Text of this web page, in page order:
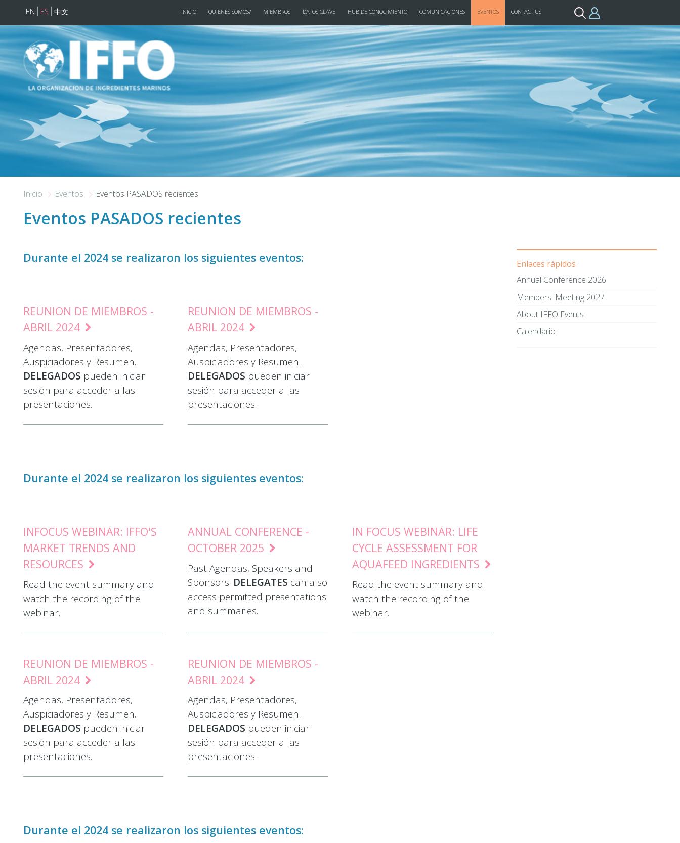
Pasar al contenido principal
EN ES 中文 INICIO QUIÉNES SOMOS? MIEMBROS DATOS CLAVE HUB DE CONOCIMIENTO COMUNICACIONES EVENTOS CONTACT US
Inicio Eventos Eventos PASADOS recientes
Eventos PASADOS recientes
Durante el 2024 se realizaron los siguientes eventos:
REUNION DE MIEMBROS -
ABRIL 2024
Agendas, Presentadores,
Auspiciadores y Resumen.
DELEGADOS pueden iniciar
sesión para acceder a las
presentaciones.
REUNION DE MIEMBROS -
ABRIL 2024
Agendas, Presentadores,
Auspiciadores y Resumen.
DELEGADOS pueden iniciar
sesión para acceder a las
presentaciones.
Durante el 2024 se realizaron los siguientes eventos:
INFOCUS WEBINAR: IFFO'S
MARKET TRENDS AND
RESOURCES
Read the event summary and
watch the recording of the
webinar.
ANNUAL CONFERENCE -
OCTOBER 2025
Past Agendas, Speakers and
Sponsors. DELEGATES can also
access permitted presentations
and summaries.
IN FOCUS WEBINAR: LIFE
CYCLE ASSESSMENT FOR
AQUAFEED INGREDIENTS
Read the event summary and
watch the recording of the
webinar.
REUNION DE MIEMBROS -
ABRIL 2024
Agendas, Presentadores,
Auspiciadores y Resumen.
DELEGADOS pueden iniciar
sesión para acceder a las
presentaciones.
REUNION DE MIEMBROS -
ABRIL 2024
Agendas, Presentadores,
Auspiciadores y Resumen.
DELEGADOS pueden iniciar
sesión para acceder a las
presentaciones.
Durante el 2024 se realizaron los siguientes eventos:
Enlaces rápidos
Annual Conference 2026
Members' Meeting 2027
About IFFO Events
Calendario